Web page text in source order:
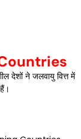
देशों ने जलवायु वित्त में